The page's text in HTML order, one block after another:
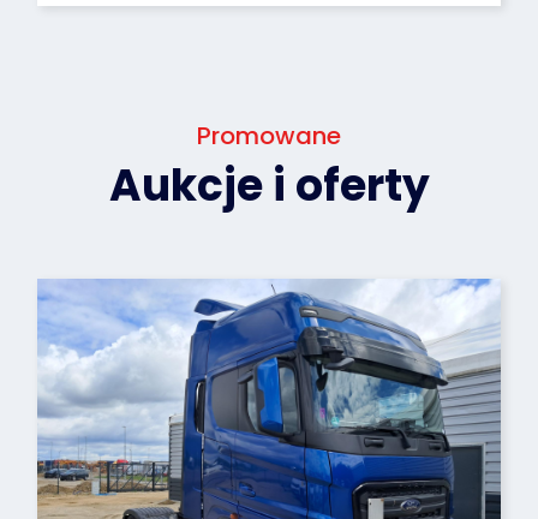
Promowane
Aukcje i oferty